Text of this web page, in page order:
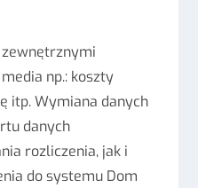
zewnętrznymi
np.: koszty
itp. Wymiana danych
danych
rozliczenia, jak i
do systemu Dom